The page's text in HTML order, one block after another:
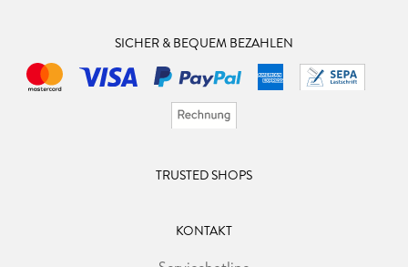
SICHER & BEQUEM BEZAHLEN
TRUSTED SHOPS
KONTAKT